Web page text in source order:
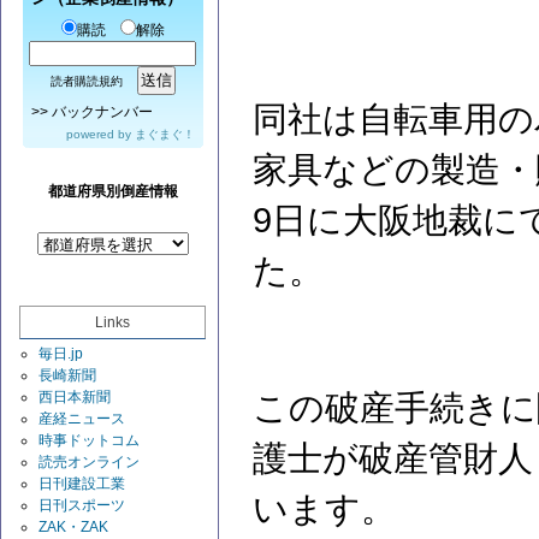
購読 解除
読者購読規約
>> バックナンバー
powered by まぐまぐ！
都道府県別倒産情報
Links
毎日.jp
長崎新聞
西日本新聞
産経ニュース
時事ドットコム
読売オンライン
日刊建設工業
日刊スポーツ
ZAK・ZAK
同社は自転車用
家具などの製造
9日に大阪地裁に
た。
この破産手続き
護士が破産管財
います。